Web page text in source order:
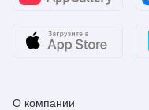
О компании